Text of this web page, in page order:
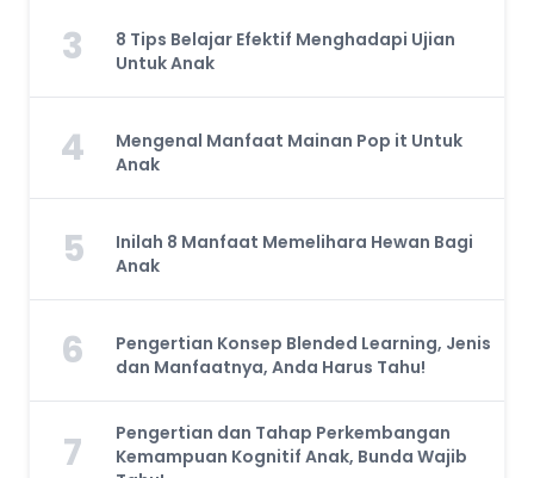
3
8 Tips Belajar Efektif Menghadapi Ujian
Untuk Anak
4
Mengenal Manfaat Mainan Pop it Untuk
Anak
5
Inilah 8 Manfaat Memelihara Hewan Bagi
Anak
6
Pengertian Konsep Blended Learning, Jenis
dan Manfaatnya, Anda Harus Tahu!
7
Pengertian dan Tahap Perkembangan
Kemampuan Kognitif Anak, Bunda Wajib